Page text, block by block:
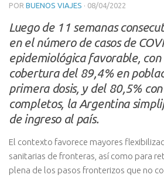
POR BUENOS VIAJES · 08/04/2022
Luego de 11 semanas
en el número de casos de
epidemiológica favorable, con
cobertura del 89,4% en
primera dosis, y del 80,5%
completos, la Argentina
de ingreso al país.
El contexto favorece mayores
sanitarias de fronteras, así como para
plena de los pasos fronterizos que no